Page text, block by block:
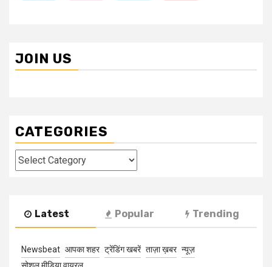
JOIN US
CATEGORIES
Categories
Latest Popular Trending
Newsbeat आपका शहर ट्रेंडिंग खबरें ताज़ा ख़बर न्यूज़
सोशल मीडिया वायरल